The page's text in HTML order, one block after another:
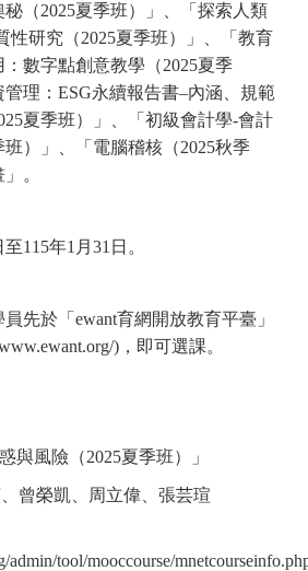
（2025夏季班）」、「探索人類
性研究（2025夏季班）」、「教育
數字點創意教學（2025夏季
理：ESG永續報告書–內涵、規範
夏季班）」、「初級會計學-會計
）」、「電腦稽核（2025秋季
。
115年1月31日。
先於「ewant育網開放教育平臺」
)，即可選課。
與風險（2025夏季班）」
曾榮凱、周立偉、張芸瑄
tool/mooccourse/